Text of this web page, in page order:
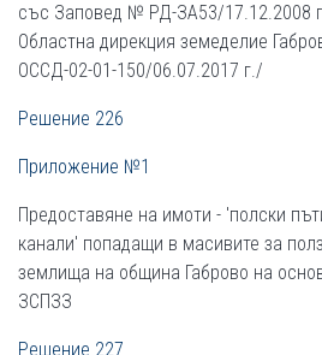
със Заповед № РД-ЗА53/17.12.2008
Областна дирекция земеделие
ОССД-02-01-150/06.07.2017 г./
Решение 226
Приложение №1
Предоставяне на имоти - 'полски
канали' попадащи в масивите за
землища на община Габрово на
ЗСПЗЗ
Решение 227